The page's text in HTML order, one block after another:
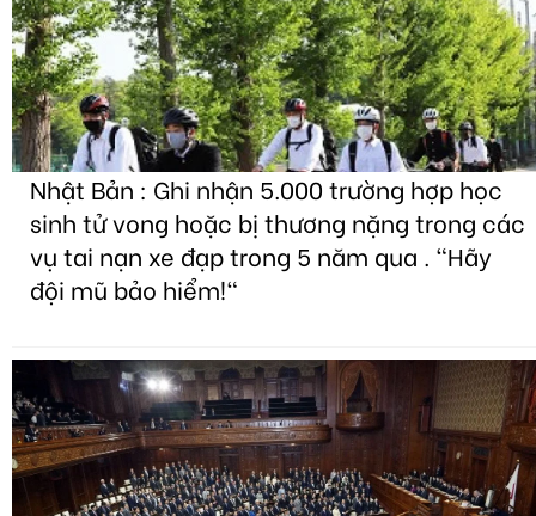
Nhật Bản : Ghi nhận 5.000 trường hợp học
sinh tử vong hoặc bị thương nặng trong các
vụ tai nạn xe đạp trong 5 năm qua . "Hãy
đội mũ bảo hiểm!"